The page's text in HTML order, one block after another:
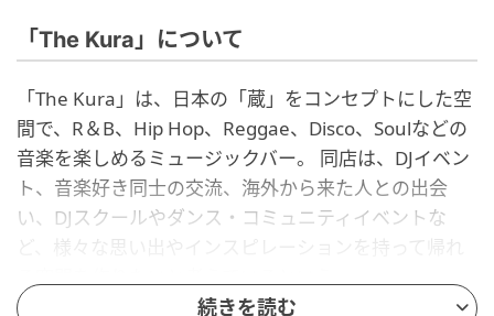
「The Kura」について
「The Kura」は、日本の「蔵」をコンセプトにした空
間で、R＆B、Hip Hop、Reggae、Disco、Soulなどの
音楽を楽しめるミュージックバー。 同店は、DJイベン
ト、音楽好き同士の交流、海外から来た人との出会
い、DJスクールやダンス・コミュニティイベントな
ど、様々な思い出やインスピレーションを持って帰れ
続きを読む